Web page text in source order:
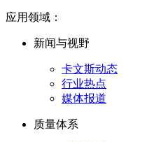
应用领域：
新闻与视野
卡文斯动态
行业热点
媒体报道
质量体系